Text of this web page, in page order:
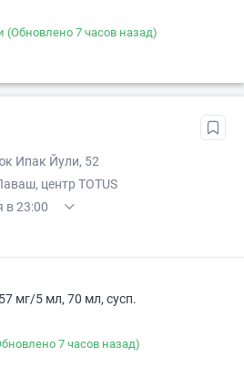
(Обновлено 7 часов назад)
Ипак Йули, 52
центр TOTUS
в 23:00
мг/5 мл, 70 мл, сусп.
7 часов назад)